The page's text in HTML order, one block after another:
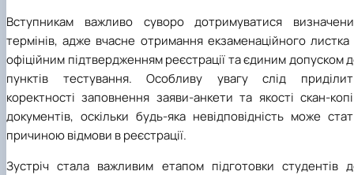
Вступникам важливо суворо дотримуватися
термінів, адже вчасне отримання екзаменаційного листка
офіційним підтвердженням реєстрації та єдиним допуском
пунктів тестування. Особливу увагу слід
коректності заповнення заяви-анкети та якості скан-
документів, оскільки будь-яка невідповідність може
причиною відмови в реєстрації.
Зустріч стала важливим етапом підготовки студентів